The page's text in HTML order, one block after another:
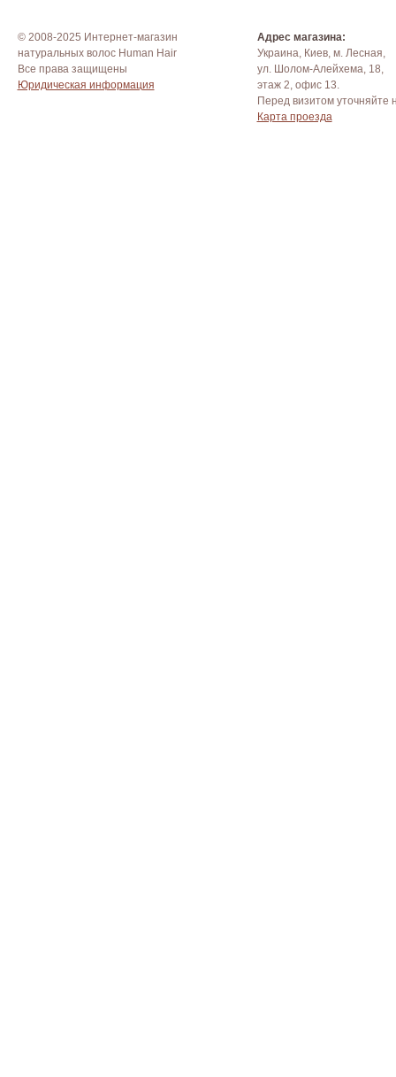
© 2008-2025 Интернет-магазин
натуральных волос Human Hair
Все права защищены
Юридическая информация
Адрес магазина:
Украина, Киев, м. Лесная,
ул. Шолом-Алейхема, 18,
этаж 2, офис 13.
Перед визитом уточняйте
Карта проезда